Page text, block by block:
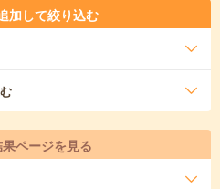
加して絞り込む
ページを見る